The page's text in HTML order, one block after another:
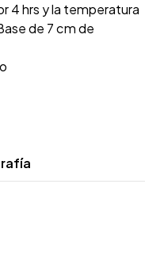
4 hrs y la temperatura
de 7 cm de